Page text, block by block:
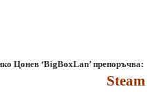
Цонев ‘BigBoxLan’ препоръчва: